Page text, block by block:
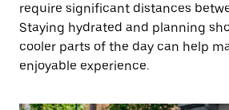
require significant distances
Staying hydrated and planning
cooler parts of the day can help
enjoyable experience.